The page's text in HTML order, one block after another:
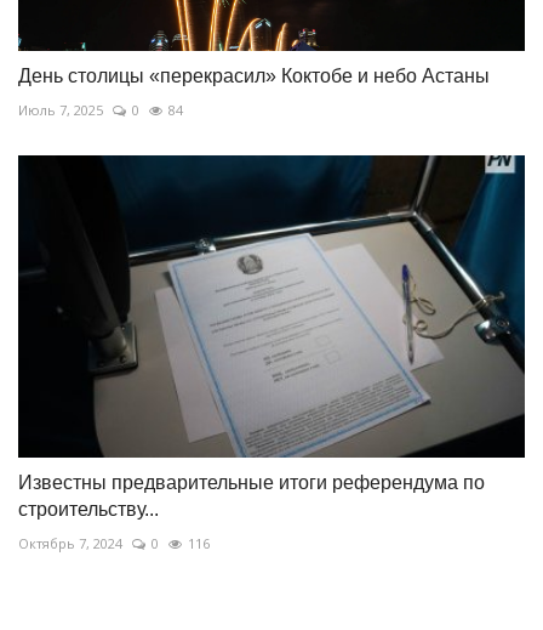
День столицы «перекрасил» Коктобе и небо Астаны
Июль 7, 2025 0 84
Известны предварительные итоги референдума по
строительству...
Октябрь 7, 2024 0 116